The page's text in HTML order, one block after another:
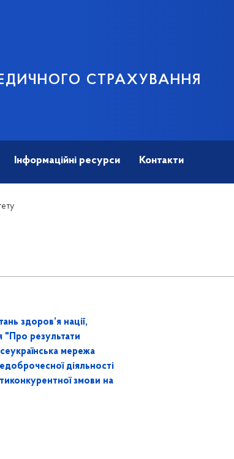
СТРАХУВАННЯ
Інформаційні ресурси Контакти
здоров’я нації,
"Про результати
мережа
діяльності
змови на